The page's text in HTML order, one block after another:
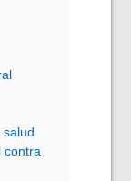
salud
contra